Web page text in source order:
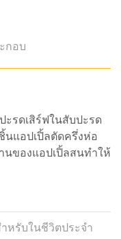
กอบ
รดเสิร์ฟในสับปะรด
นแอปเปิ้ลตัดครึ่งห่อ
ของแอปเปิ้ลสนทำให้
ำหรับในชีวิตประจำ